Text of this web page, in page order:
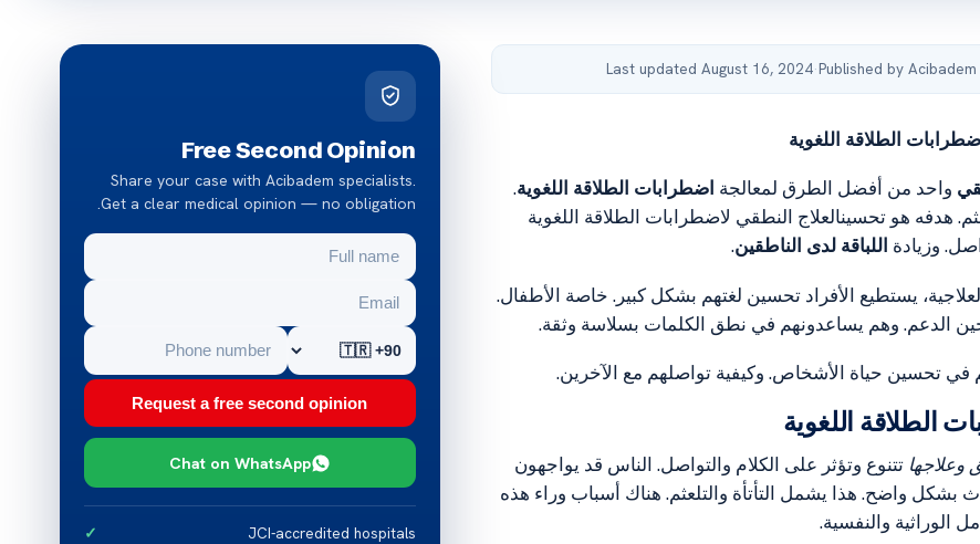
Published by
·
Last updated August 16, 2024
الطلاقة اللغوية
واحد من أفضل الطرق لمعالجة اضطرابات الطلاقة اللغوية.
هدفه هو تحسينالعلاج النطقي لاضطرابات الطلاقة اللغوية
وزيادة اللباقة لدى الناطقين.
يستطيع الأفراد تحسين لغتهم بشكل كبير. خاصة الأطفال.
الدعم. وهم يساعدونهم في نطق الكلمات بسلاسة وثقة.
في تحسين حياة الأشخاص. وكيفية تواصلهم مع الآخرين.
الطلاقة اللغوية
وعلاجها تتنوع وتؤثر على الكلام والتواصل. الناس قد يواجهون
بشكل واضح. هذا يشمل التأتأة والتلعثم. هناك أسباب وراء هذه
الوراثية والنفسية.
Free Second Opinion
Share your case with Acibadem specialists.
Get a clear medical opinion — no obligation.
Request a free second opinion
Chat on WhatsApp
JCI-accredited hospitals